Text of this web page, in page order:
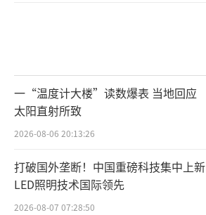
一“温度计大楼”读数爆表 当地回应
太阳直射所致
2026-08-06 20:13:26
打破国外垄断！中国重磅科技集中上新
LED照明技术国际领先
2026-08-07 07:28:50